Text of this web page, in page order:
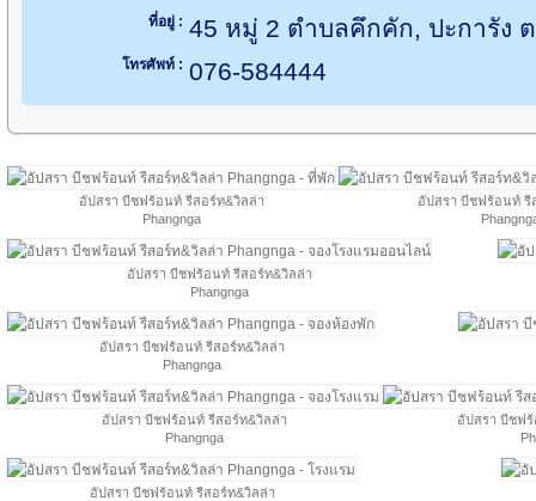
ที่อยู่ : 45 หมู่ 2 ตำบลคึกคัก, ปะการัง
โทรศัพท์ : 076-584444
อัปสรา บีชฟร้อนท์ รีสอร์ท&วิลล่า
Phangnga
อัปสรา บีชฟร้อนท์ รี
อัปสรา บีชฟร้อนท์ รีสอร์ท&วิลล่า
Phangnga
อัปสรา บีชฟร้อนท์ รีสอร์ท&วิลล่า
Phangnga
อัปสรา บีชฟร้อนท์ รีสอร์ท&วิลล่า
Phangnga
อัปสรา บีชฟ
อัปสรา บีชฟร้อนท์ รีสอร์ท&วิลล่า